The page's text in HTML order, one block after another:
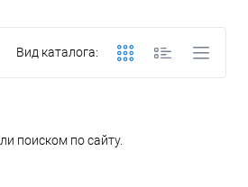
Вид каталога:
поиском по сайту.